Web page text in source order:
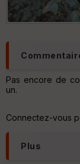
Pas encore de
un.
Connectez-vous
Plus